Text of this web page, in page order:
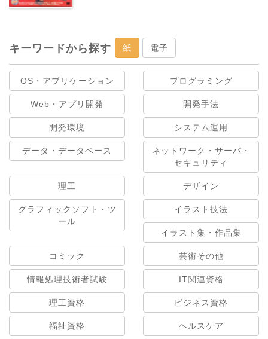
キーワードから探す 紙 電子
OS・アプリケーション プログラミング
Web・アプリ開発 開発手法
開発環境 システム運用
データ・データベース
ネットワーク・サーバ・
セキュリティ
理工 デザイン
グラフィックソフト・ツ
ール
イラスト技法
イラスト集・作品集
コミック 芸術その他
情報処理技術者試験 IT関連資格
理工資格 ビジネス資格
福祉資格 ヘルスケア